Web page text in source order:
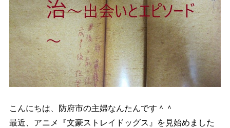
こんにちは、防府市の主婦なんたんです＾＾
最近、アニメ『文豪ストレイドッグス』を見始めました